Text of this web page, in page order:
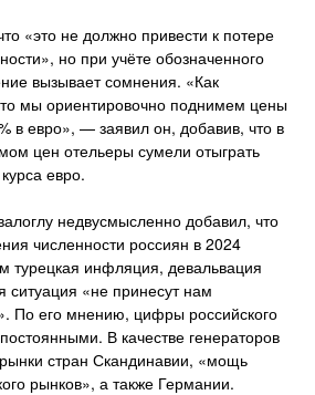
«это не должно привести к потере
но при учёте обозначенного
вызывает сомнения. «Как
мы ориентировочно поднимем цены
в евро», — заявил он, добавив, что в
цен отельеры сумели отыграть
евро.
недвусмысленно добавил, что
численности россиян в 2024
турецкая инфляция, девальвация
ситуация «не принесут нам
По его мнению, цифры российского
В качестве генераторов
рынки стран Скандинавии, «мощь
рынков», а также Германии.